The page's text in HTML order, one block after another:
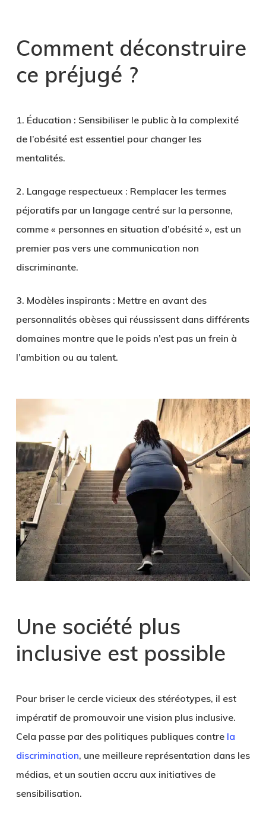
Comment déconstruire
ce préjugé ?
1. Éducation : Sensibiliser le public à la complexité
de l’obésité est essentiel pour changer les
mentalités.
2. Langage respectueux : Remplacer les termes
péjoratifs par un langage centré sur la personne,
comme « personnes en situation d’obésité », est un
premier pas vers une communication non
discriminante.
3. Modèles inspirants : Mettre en avant des
personnalités obèses qui réussissent dans différents
domaines montre que le poids n’est pas un frein à
l’ambition ou au talent.
Une société plus
inclusive est possible
Pour briser le cercle vicieux des stéréotypes, il est
impératif de promouvoir une vision plus inclusive.
Cela passe par des politiques publiques contre la
discrimination, une meilleure représentation dans les
médias, et un soutien accru aux initiatives de
sensibilisation.